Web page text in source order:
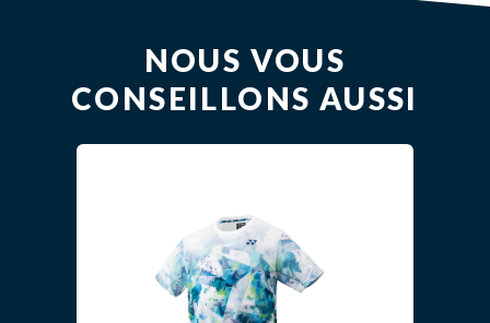
NOUS VOUS
CONSEILLONS AUSSI